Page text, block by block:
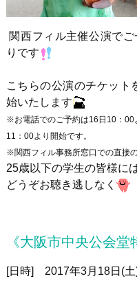
関西フィル主催公演で
りです
こちらの公演のチケット
始いたします
※お電話でのご予約は16日10：00
11：00より開始です。
※関西フィル事務所窓口での直接
25歳以下の学生の皆様に
どうぞお聴き逃しなく
《大阪市中央公会堂
[日時] 2017年3月18日(土